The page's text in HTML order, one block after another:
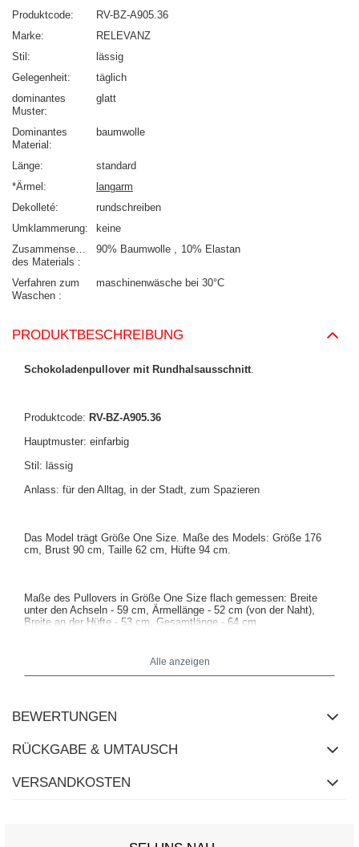
Produktcode
RV-BZ-A905.36
Marke
RELEVANZ
Stil
lässig
Gelegenheit
täglich
dominantes
Muster
glatt
Dominantes
Material
baumwolle
Länge
standard
*Ärmel
langarm
Dekolleté
rundschreiben
Umklammerung
keine
Zusammensetzung
des Materials
90% Baumwolle 10% Elastan
Verfahren zum
Waschen
maschinenwäsche bei 30°C
PRODUKTBESCHREIBUNG
Schokoladenpullover mit Rundhalsausschnitt
Produktcode: RV-BZ-A905.36
Hauptmuster: einfarbig
Stil: lässig
Anlass: für den Alltag, in der Stadt, zum Spazieren
Das Model trägt Größe One Size. Maße des Models: Größe 176
cm, Brust 90 cm, Taille 62 cm, Hüfte 94 cm.
Maße des Pullovers in Größe One Size flach gemessen: Breite
unter den Achseln - 59 cm, Ärmellänge - 52 cm (von der Naht),
Breite an der Hüfte - 53 cm, Gesamtlänge - 64 cm.
Alle anzeigen
BEWERTUNGEN
RÜCKGABE & UMTAUSCH
VERSANDKOSTEN